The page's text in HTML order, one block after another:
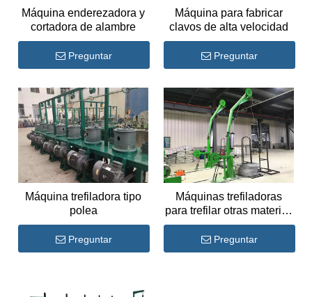
Máquina enderezadora y
cortadora de alambre
Preguntar
Máquina para fabricar
clavos de alta velocidad
Preguntar
Máquina trefiladora tipo
polea
Preguntar
Máquinas trefiladoras
para trefilar otras materias
primas
Preguntar